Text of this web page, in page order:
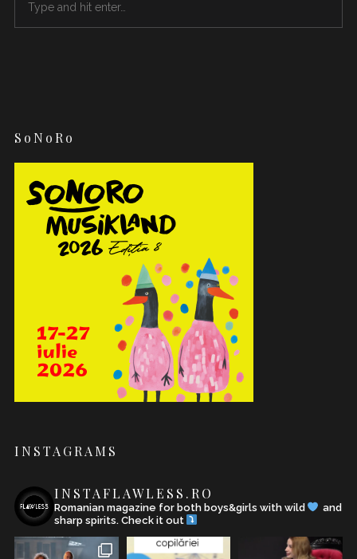
SoNoRo
INSTAGRAMS
INSTAFLAWLESS.RO
Romanian magazine for both boys&girls with wild
and
sharp spirits. Check it out